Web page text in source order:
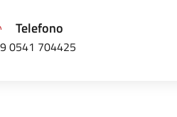
Telefono
0541 704425